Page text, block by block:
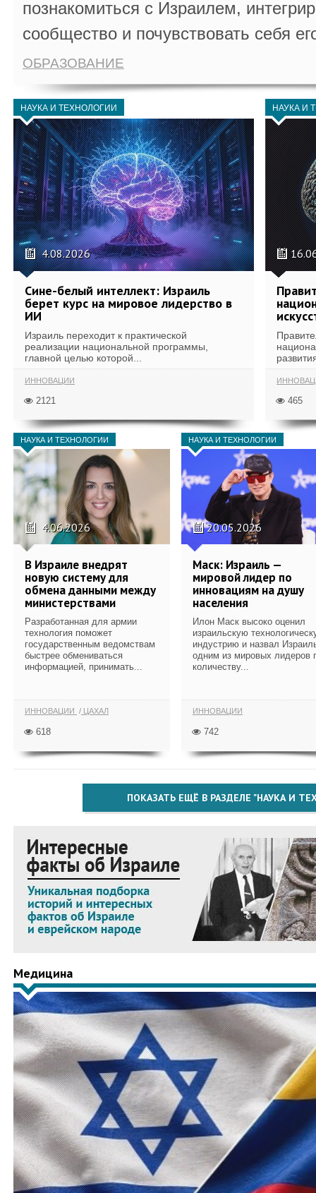
познакомиться с Израилем,
сообщество и почувствовать себя
ОБРАЗОВАНИЕ
НАУКА И ТЕХНОЛОГИИ
4.08.2026
Сине-белый интеллект: Израиль
берет курс на мировое лидерство в
ИИ
Израиль переходит к практической
реализации национальной программы,
главной целью которой...
ИННОВАЦИИ
2121
НАУКА И
465
НАУКА И ТЕХНОЛОГИИ
4.06.2026
В Израиле внедрят
новую систему для
обмена данными между
министерствами
Разработанная для армии
технология поможет
государственным ведомствам
быстрее обмениваться
информацией, принимать...
ИННОВАЦИИ ЦАХАЛ
618
НАУКА И ТЕХНОЛОГИИ
20.05.2026
Маск: Израиль —
мировой лидер по
инновациям на душу
населения
Илон Маск высоко оценил
израильскую
индустрию и назвал
одним из мировых лидеров
количеству...
ИННОВАЦИИ
742
ПОКАЗАТЬ ЕЩЁ В РАЗДЕЛЕ "НАУКА И
Медицина